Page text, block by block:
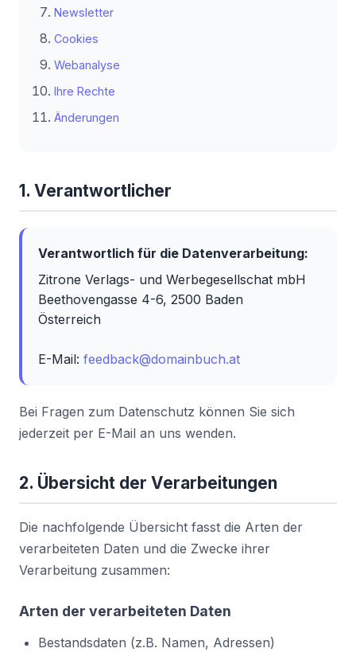
Newsletter
Cookies
Webanalyse
Ihre Rechte
Änderungen
1. Verantwortlicher
Verantwortlich für die Datenverarbeitung:
Zitrone Verlags- und Werbegesellschat mbH
Beethovengasse 4-6, 2500 Baden
Österreich
E-Mail: feedback@domainbuch.at
Bei Fragen zum Datenschutz können Sie sich
jederzeit per E-Mail an uns wenden.
2. Übersicht der Verarbeitungen
Die nachfolgende Übersicht fasst die Arten der
verarbeiteten Daten und die Zwecke ihrer
Verarbeitung zusammen:
Arten der verarbeiteten Daten
Bestandsdaten (z.B. Namen, Adressen)